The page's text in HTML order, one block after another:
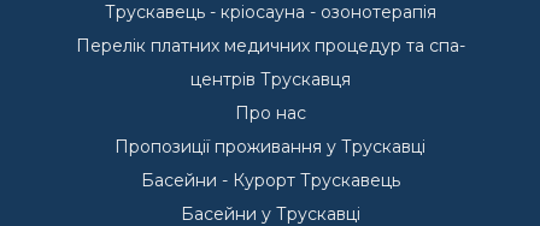
Трускавець - кріосауна - озонотерапія
Перелік платних медичних процедур та спа-
центрів Трускавця
Про нас
Пропозиції проживання у Трускавці
Басейни - Курорт Трускавець
Басейни у Трускавці